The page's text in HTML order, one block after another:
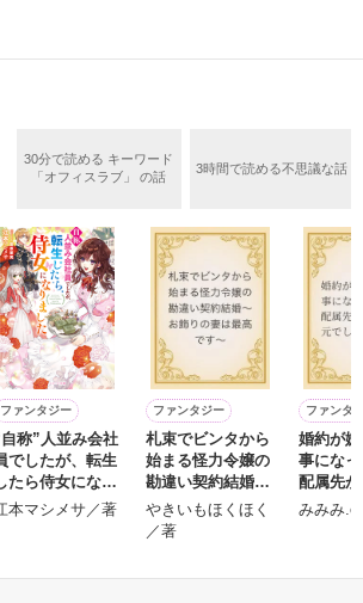
いた
30分で読める キーワード
「オフィスラブ」 の話
3時間で読める不思議な話
ファンタジー
称”人並み会社
でしたが、転生
たら侍女になり
した
本マシメサ／著
ファンタジー
札束でビンタから
始まる怪力令嬢の
勘違い契約結婚～
お飾りの妻は最高
です～
やきいもほくほく
／著
ファンタ
婚約が
事にな
配属先
元でし
みみみ